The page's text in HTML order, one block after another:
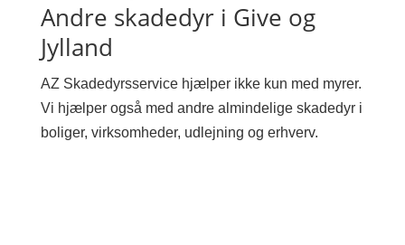
Andre skadedyr i Give og
Jylland
AZ Skadedyrsservice hjælper ikke kun med myrer.
Vi hjælper også med andre almindelige skadedyr i
boliger, virksomheder, udlejning og erhverv.